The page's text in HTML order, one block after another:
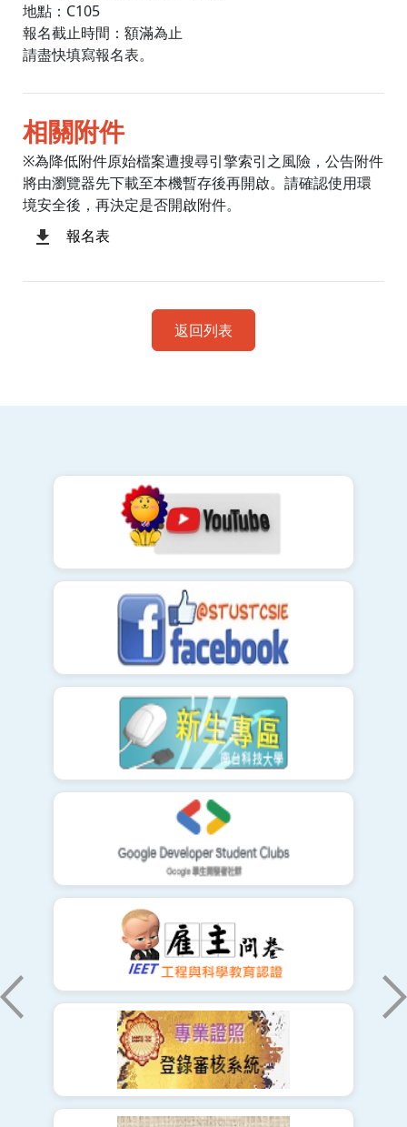
地點：C105
報名截止時間：額滿為止
請盡快填寫報名表。
相關附件
※為降低附件原始檔案遭搜尋引擎索引之風險，公告附件
將由瀏覽器先下載至本機暫存後再開啟。請確認使用環
境安全後，再決定是否開啟附件。
報名表
返回列表